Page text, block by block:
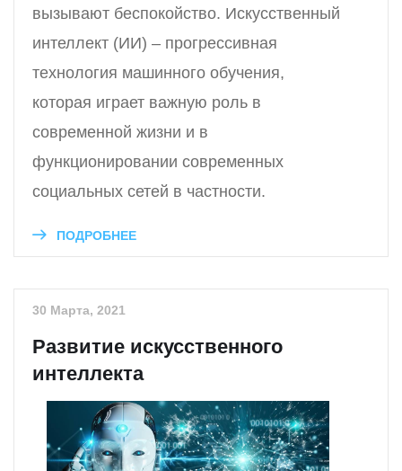
вызывают беспокойство. Искусственный
интеллект (ИИ) – прогрессивная
технология машинного обучения,
которая играет важную роль в
современной жизни и в
функционировании современных
социальных сетей в частности.
ПОДРОБНЕЕ
30 Марта, 2021
Развитие искусственного
интеллекта